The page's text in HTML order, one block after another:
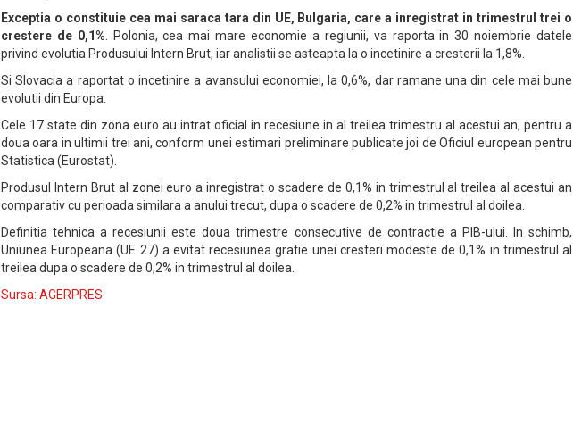
Exceptia o constituie cea mai saraca tara din UE, Bulgaria, care a inregistrat in trimestrul trei o
crestere de 0,1% . Polonia, cea mai mare economie a regiunii, va raporta in 30 noiembrie datele
privind evolutia Produsului Intern Brut, iar analistii se asteapta la o incetinire a cresterii la 1,8%.
Si Slovacia a raportat o incetinire a avansului economiei, la 0,6%, dar ramane una din cele mai bune
evolutii din Europa.
Cele 17 state din zona euro au intrat oficial in recesiune in al treilea trimestru al acestui an, pentru a
doua oara in ultimii trei ani, conform unei estimari preliminare publicate joi de Oficiul european pentru
Statistica (Eurostat).
Produsul Intern Brut al zonei euro a inregistrat o scadere de 0,1% in trimestrul al treilea al acestui an
comparativ cu perioada similara a anului trecut, dupa o scadere de 0,2% in trimestrul al doilea.
Definitia tehnica a recesiunii este doua trimestre consecutive de contractie a PIB-ului. In schimb,
Uniunea Europeana (UE 27) a evitat recesiunea gratie unei cresteri modeste de 0,1% in trimestrul al
treilea dupa o scadere de 0,2% in trimestrul al doilea.
Sursa: AGERPRES